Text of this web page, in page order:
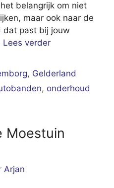
belangrijk om niet
maar ook naar de
dat past bij jouw
Lees verder
, Gelderland
, onderhoud
Moestuin
Arjan